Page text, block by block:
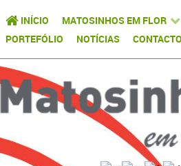
INÍCIO MATOSINHOS EM FLOR
PORTEFÓLIO
NOTÍCIAS